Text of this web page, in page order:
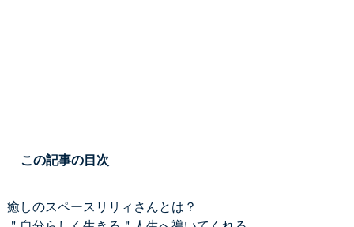
この記事の目次
癒しのスペースリリィさんとは？